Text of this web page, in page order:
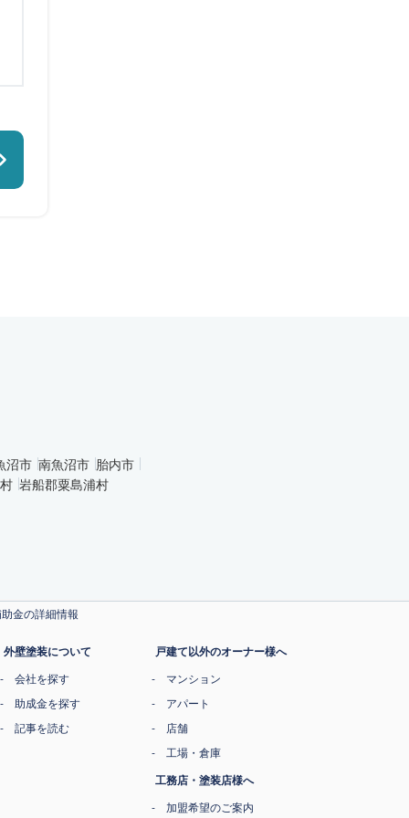
沼市 南魚沼市 胎内市
岩船郡粟島浦村
金の詳細情報
外壁塗装について
会社を探す
助成金を探す
記事を読む
戸建て以外のオーナー様へ
マンション
アパート
店舗
工場・倉庫
工務店・塗装店様へ
加盟希望のご案内